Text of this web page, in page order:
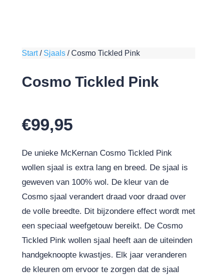
Start/ Sjaals/Cosmo Tickled Pink
Cosmo Tickled Pink
€99,95
De unieke McKernan Cosmo Tickled Pink
wollen sjaal is extra lang en breed. De sjaal is
geweven van 100% wol. De kleur van de
Cosmo sjaal verandert draad voor draad over
de volle breedte. Dit bijzondere effect wordt met
een speciaal weefgetouw bereikt. De Cosmo
Tickled Pink wollen sjaal heeft aan de uiteinden
handgeknoopte kwastjes. Elk jaar veranderen
de kleuren om ervoor te zorgen dat de sjaal